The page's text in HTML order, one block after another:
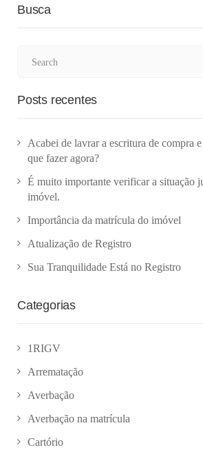
Busca
Posts recentes
Acabei de lavrar a escritura de compra
que fazer agora?
É muito importante verificar a situação
imóvel.
Importância da matrícula do imóvel
Atualização de Registro
Sua Tranquilidade Está no Registro
Categorias
1RIGV
Arrematação
Averbação
Averbação na matrícula
Cartório